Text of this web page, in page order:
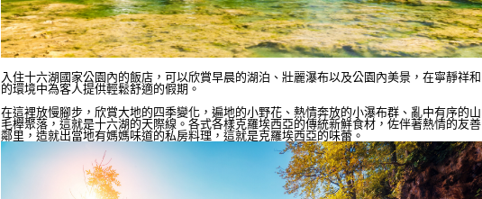
入住十六湖國家公園內的飯店，可以欣賞早晨的湖泊、壯麗瀑布以及公園內美景，在寧靜祥和
的環境中為客人提供輕鬆舒適的假期。
在這裡放慢腳步，欣賞大地的四季變化，遍地的小野花、熱情奔放的小瀑布群、亂中有序的山
毛櫸聚落，這就是十六湖的天際線。各式各樣克羅埃西亞的傳統新鮮食材，佐伴著熱情的友善
鄰里，造就出當地有媽媽味道的私房料理，這就是克羅埃西亞的味蕾。